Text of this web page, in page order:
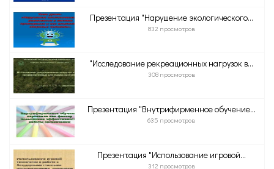
Презентация "Нарушение экологического...
832 просмотров
"Исследование рекреационных нагрузок в...
308 просмотров
Презентация "Внутрифирменное обучение...
635 просмотров
Презентация "Использование игровой...
312 просмотров